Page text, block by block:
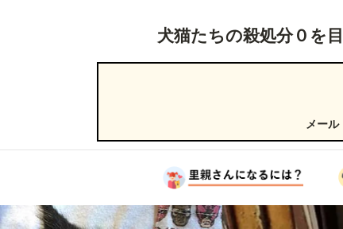
犬猫たちの殺処分０を
メー